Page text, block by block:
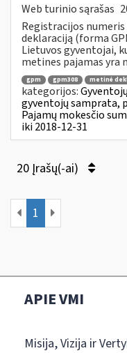
Web turinio sąrašas
Registracijos
deklaraciją (forma
Lietuvos gyventojai,
metines pajamas yra
gpm gpm308 metinė
kategorijos:
gyventojų samprata,
Pajamų mokesčio
iki 2018-12-31
20 Įrašų(-ai)
1
APIE VMI
Misija, Vizija ir